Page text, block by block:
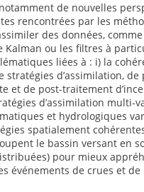
de nouvelles
rencontrées par les
des données, comme
Kalman ou les filtres à
liées à : i) la
d’assimilation, de
et de post-traitement
d’assimilation multi-
et hydrologiques
spatialement
le bassin versant en
pour mieux
événements de crues et de